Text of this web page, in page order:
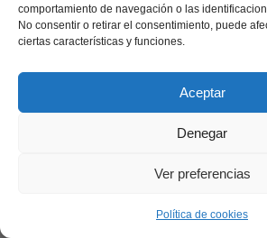
comportamiento de navegación o las
No consentir o retirar el consentimiento, puede
ciertas características y funciones.
Aceptar
Denegar
Ver preferencias
Política de cookies
| Funciona gracias a